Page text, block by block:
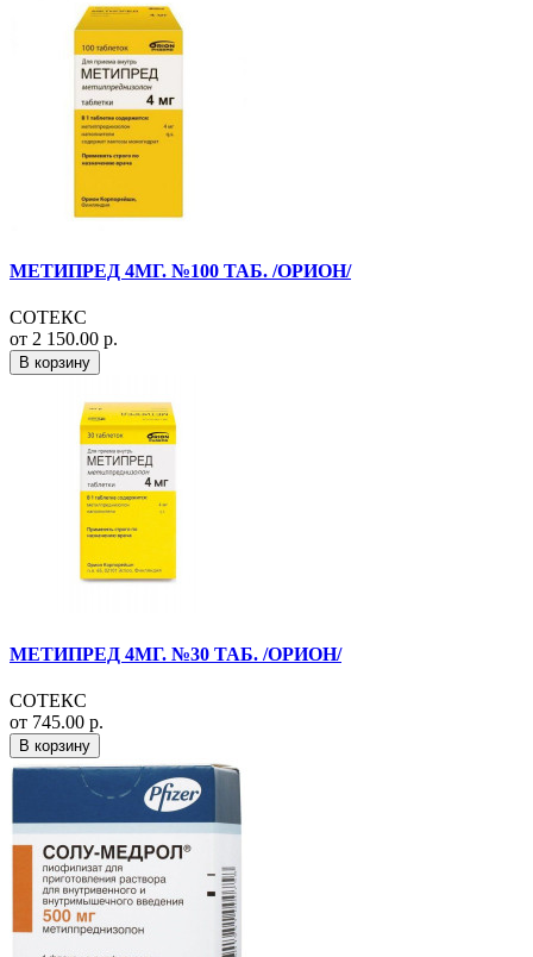
МЕТИПРЕД 4МГ. №100 ТАБ. /ОРИОН/
СОТЕКС
от 2 150.00 р.
В корзину
МЕТИПРЕД 4МГ. №30 ТАБ. /ОРИОН/
СОТЕКС
от 745.00 р.
В корзину